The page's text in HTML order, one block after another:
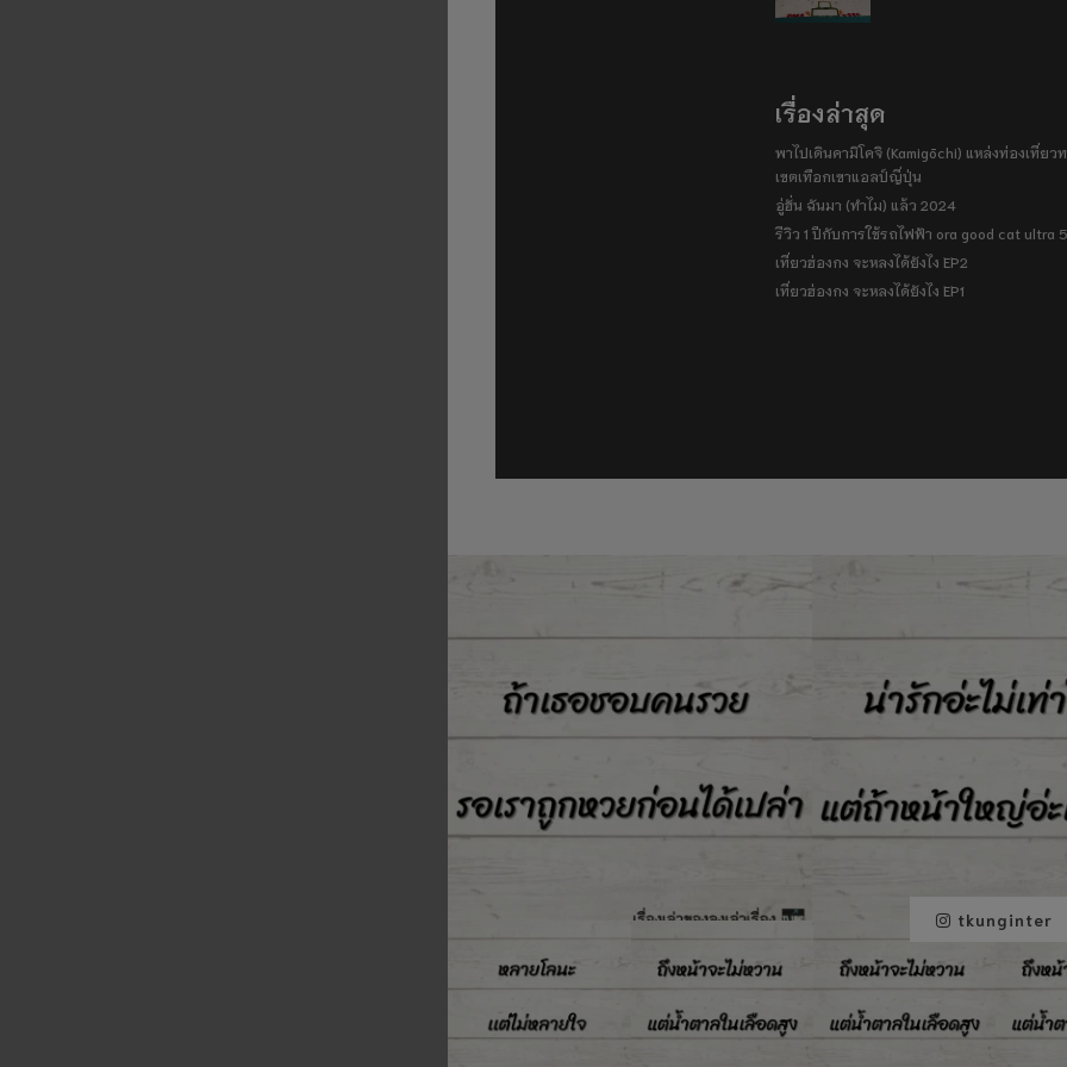
เรื่องล่าสุด
พาไปเดินคามิโคจิ (Kamigōchi) แหล่งท่องเที่ยว
เขตเทือกเขาแอลป์ญี่ปุ่น
อู่ฮั่น ฉันมา (ทำไม) แล้ว 2024
รีวิว 1 ปีกับการใช้รถไฟฟ้า ora good cat ultra
เที่ยวฮ่องกง จะหลงได้ยังไง EP2
เที่ยวฮ่องกง จะหลงได้ยังไง EP1
tkunginter